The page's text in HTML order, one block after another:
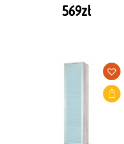
569zł